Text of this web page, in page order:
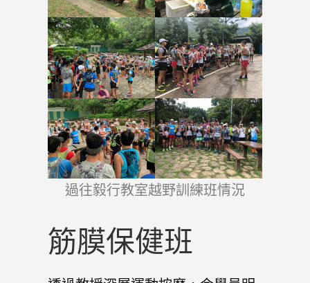
過往毅行教室越野訓練班情況
筋膜保健班